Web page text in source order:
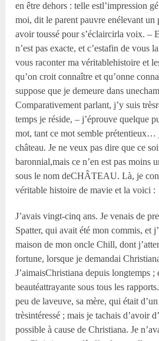
en être dehors : telle estl’impression
moi, dit le parent pauvre enélevant un
avoir toussé pour s’éclaircirla voix. –
n’est pas exacte, et c’estafin de vous
vous raconter ma véritablehistoire et
qu’on croit connaître et qu’onne
suppose que je demeure dans
Comparativement parlant, j’y suis
temps je réside, – j’éprouve quelque
mot, tant ce mot semble prétentieux…
château. Je ne veux pas dire que ce
baronnial,mais ce n’en est pas moins
sous le nom deCHÂTEAU. Là, je
véritable histoire de mavie et la voici :
J’avais vingt-cinq ans. Je venais de
Spatter, qui avait été mon commis, et
maison de mon oncle Chill, dont
fortune, lorsque je demandai
J’aimaisChristiana depuis longtemps ;
beautéattrayante sous tous les
peu de laveuve, sa mère, qui était
trèsintéressé ; mais je tachais d’avoir
possible à cause de Christiana. Je